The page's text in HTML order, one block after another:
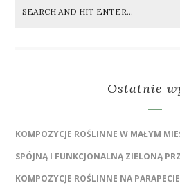
Ostatnie
KOMPOZYCJE ROŚLINNE W MAŁYM
SPÓJNĄ I FUNKCJONALNĄ ZIELONĄ
KOMPOZYCJE ROŚLINNE NA